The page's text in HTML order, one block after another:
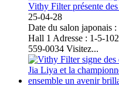
Vithy Filter présente
25-04-28
Date du salon japonais
Hall 1 Adresse : 1-5-
559-0034 Visitez...